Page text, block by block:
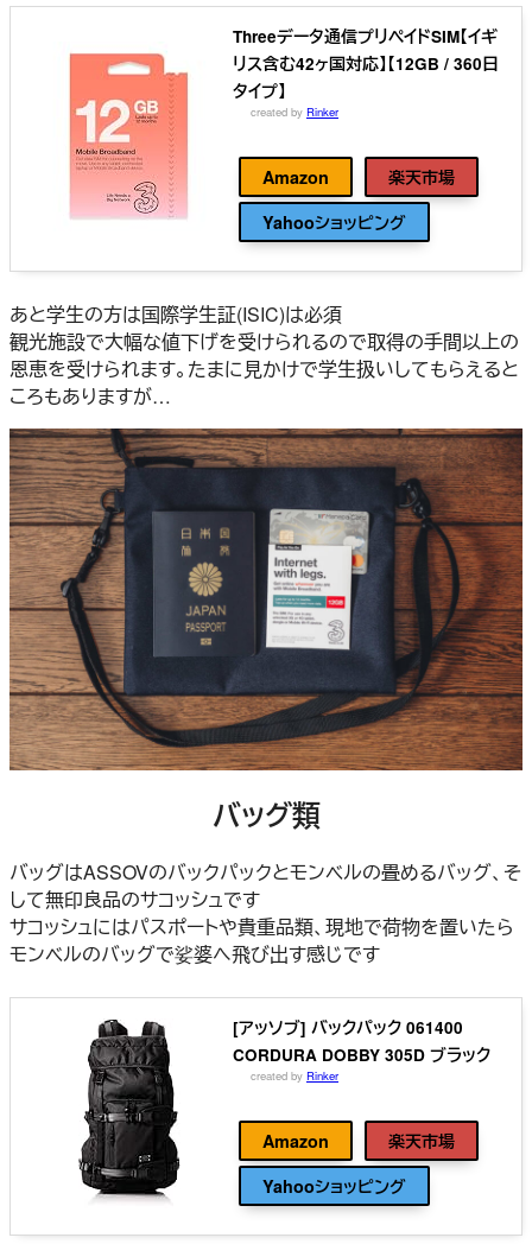
Threeデータ通信プリペイドSIM【イギ
リス含む42ヶ国対応】【12GB / 360日
タイプ】
created by Rinker
Amazon
楽天市場
Yahooショッピング
あと学生の方は国際学生証(ISIC)は必須
観光施設で大幅な値下げを受けられるので取得の手間以上の
恩恵を受けられます。たまに見かけで学生扱いしてもらえると
ころもありますが…
バッグ類
バッグはASSOVのバックパックとモンベルの畳めるバッグ、そ
して無印良品のサコッシュです
サコッシュにはパスポートや貴重品類、現地で荷物を置いたら
モンベルのバッグで娑婆へ飛び出す感じです
[アッソブ] バックパック 061400
CORDURA DOBBY 305D ブラック
created by Rinker
Amazon
楽天市場
Yahooショッピング